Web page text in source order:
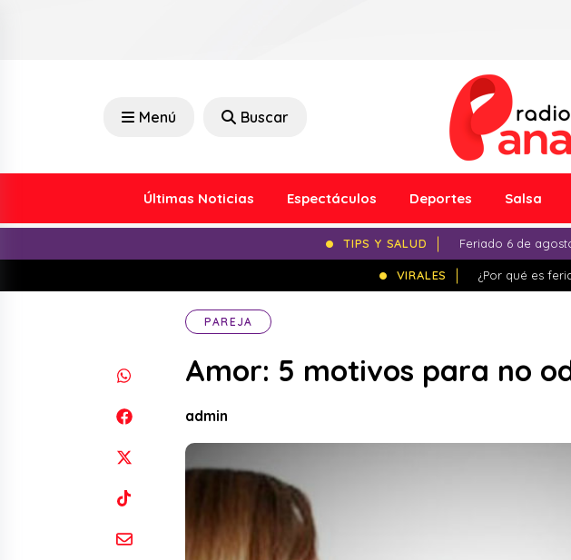
Menú Buscar
Últimas Noticias Espectáculos Deportes Salsa
TIPS Y SALUD Feriado 6 de
VIRALES ¿Por qué es
PAREJA
Amor: 5 motivos para no
admin